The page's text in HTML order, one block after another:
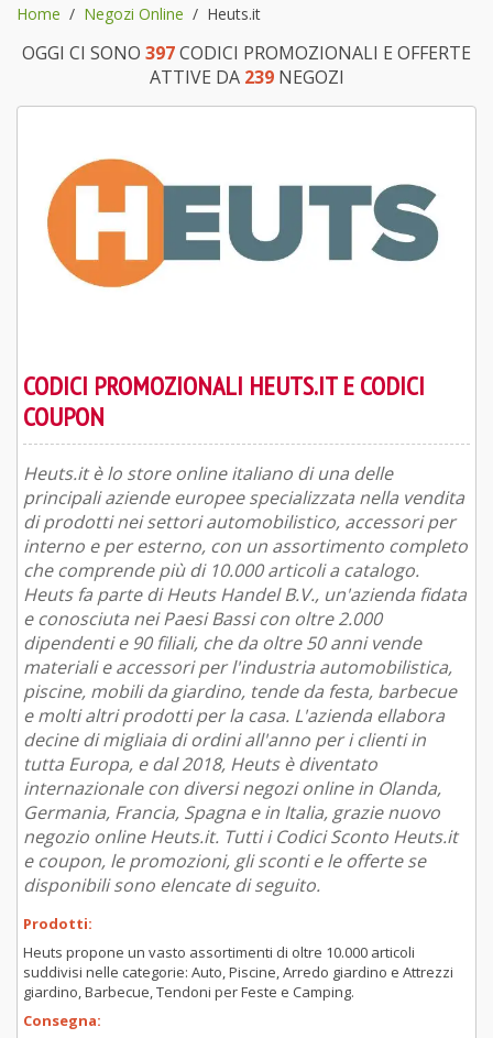
Home Negozi Online Heuts.it
OGGI CI SONO 397CODICI PROMOZIONALI E OFFERTE
ATTIVE DA 239NEGOZI
CODICI PROMOZIONALI HEUTS.IT E CODICI
COUPON
Heuts.it è lo store online italiano di una delle
principali aziende europee specializzata nella vendita
di prodotti nei settori automobilistico, accessori per
interno e per esterno, con un assortimento completo
che comprende più di 10.000 articoli a catalogo.
Heuts fa parte di Heuts Handel B.V., un'azienda fidata
e conosciuta nei Paesi Bassi con oltre 2.000
dipendenti e 90 filiali, che da oltre 50 anni vende
materiali e accessori per l'industria automobilistica,
piscine, mobili da giardino, tende da festa, barbecue
e molti altri prodotti per la casa. L'azienda ellabora
decine di migliaia di ordini all'anno per i clienti in
tutta Europa, e dal 2018, Heuts è diventato
internazionale con diversi negozi online in Olanda,
Germania, Francia, Spagna e in Italia, grazie nuovo
negozio online Heuts.it. Tutti i Codici Sconto Heuts.it
e coupon, le promozioni, gli sconti e le offerte se
disponibili sono elencate di seguito.
Prodotti:
Heuts propone un vasto assortimenti di oltre 10.000 articoli
suddivisi nelle categorie: Auto, Piscine, Arredo giardino e Attrezzi
giardino, Barbecue, Tendoni per Feste e Camping.
Consegna: